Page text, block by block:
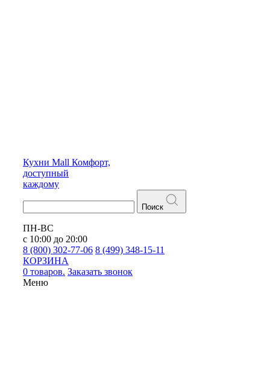
Кухни Mall Комфорт,
доступный
каждому
Поиск
ПН-ВС
с 10:00 до 20:00
8 (800) 302-77-06 8 (499) 348-15-11
КОРЗИНА
0 товаров. Заказать звонок
Меню